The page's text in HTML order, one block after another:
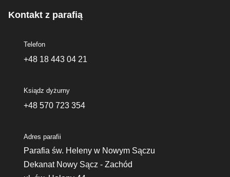
Kontakt z parafią
Telefon
+48 18 443 04 21
Ksiądz dyżurny
+48 570 723 354
Adres parafii
Parafia św. Heleny w Nowym Sączu
Dekanat Nowy Sącz - Zachód